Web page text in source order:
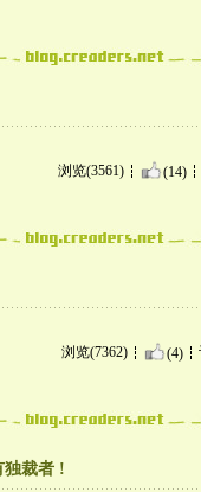
浏览(3561) (14)
浏览(7362) (4)
独裁者 !